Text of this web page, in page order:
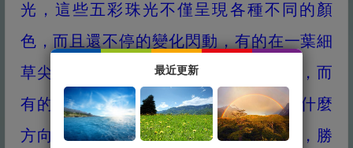
光，這些五彩珠光不僅呈現各種不同的顏
色，而且還不停的變化閃動，有的在一葉細
草尖上，有的在草根上，有的在草中間，而
有的則在草叢空間。無論或遠或近、從什麼
方向去看，都可以看到不同的珠光閃爍，勝
最近更新